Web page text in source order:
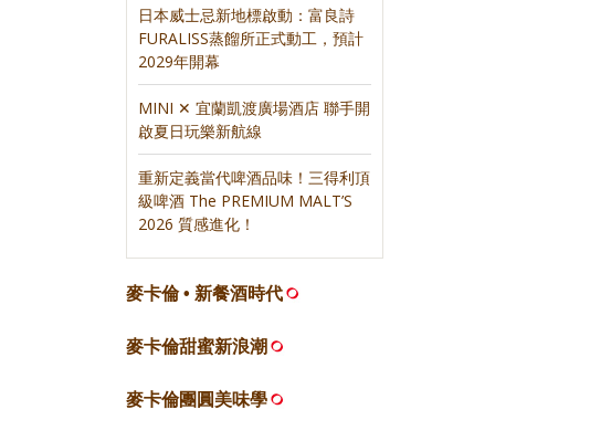
日本威士忌新地標啟動：富良詩
FURALISS蒸餾所正式動工，預計
2029年開幕
MINI ✕ 宜蘭凱渡廣場酒店 聯手開
啟夏日玩樂新航線
重新定義當代啤酒品味！三得利頂
級啤酒 The PREMIUM MALT’S
2026 質感進化！
麥卡倫 • 新餐酒時代
麥卡倫甜蜜新浪潮
麥卡倫團圓美味學